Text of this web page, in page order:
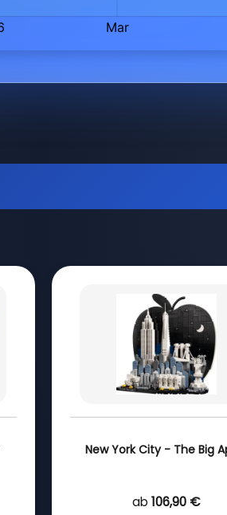
New York City - The Big
ab 106,90 €